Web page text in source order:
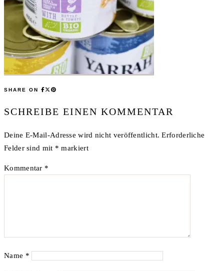
SHARE ON
SCHREIBE EINEN KOMMENTAR
Deine E-Mail-Adresse wird nicht veröffentlicht. Erforderliche
Felder sind mit * markiert
Kommentar *
Name *